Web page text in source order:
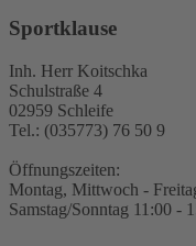
Sportklause
Inh. Herr Koitschka
Schulstraße 4
02959 Schleife
Tel.: (035773) 76 50 9
Öffnungszeiten:
Montag, Mittwoch -
Samstag/Sonntag 11:00 -